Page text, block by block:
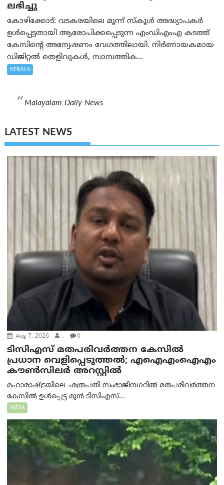
ലഭിച്ചു
കോഴിക്കോട്: വടകരയിലെ മൂന്ന് സ്കൂൾ അദ്ധ്യാപകർ
ഉൾപ്പെട്ടതായി ആരോപിക്കപ്പെടുന്ന എംഡിഎംഎ കടത്ത്
കേസിന്റെ അന്വേഷണം വേഗത്തിലായി. നിർണായകമായ
ഡിജിറ്റൽ തെളിവുകൾ, സാമ്പത്തിക...
KERALA
Malayalam Daily News
LATEST NEWS
Aug 7, 2026 . 0
ടിസിഎസ് മതപരിവർത്തന കേസിൽ
പ്രധാന വെളിപ്പെടുത്തൽ; എഐഎംഐഎം
കൗൺസിലർ അറസ്റ്റിൽ
മഹാരാഷ്ട്രയിലെ ഛത്രപതി സംഭാജിനഗറിൽ മതപരിവർത്തന
കേസിൽ ഉൾപ്പെട്ട മുൻ ടിസിഎസ്...
INDIA